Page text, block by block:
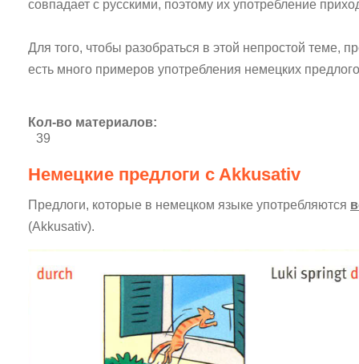
совпадает с русскими, поэтому их употребление
Для того, чтобы разобраться в этой непростой теме,
есть много примеров употребления немецких
Кол-во материалов:
39
Немецкие предлоги c Akkusativ
Предлоги, которые в немецком языке употребляются
(Akkusativ).